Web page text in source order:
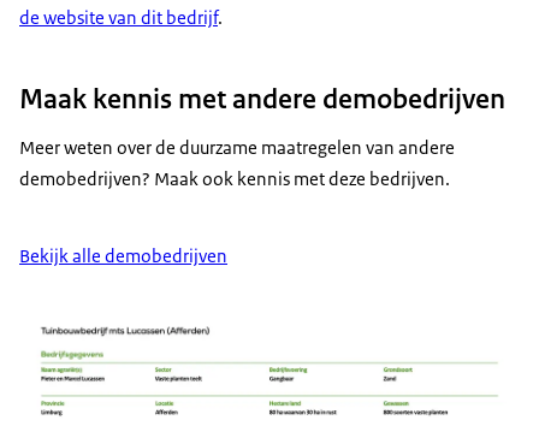
de website van dit bedrijf.
Maak kennis met andere demobedrijven
Meer weten over de duurzame maatregelen van andere
demobedrijven? Maak ook kennis met deze bedrijven.
Bekijk alle demobedrijven